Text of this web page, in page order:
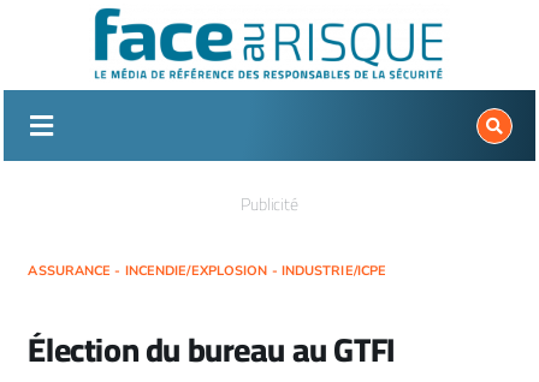
Publicité
ASSURANCE - INCENDIE/EXPLOSION - INDUSTRIE/ICPE
Élection du bureau au GTFI